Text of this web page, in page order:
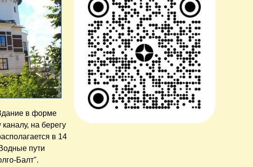
в форме
на берегу
в 14
пути
Балт".